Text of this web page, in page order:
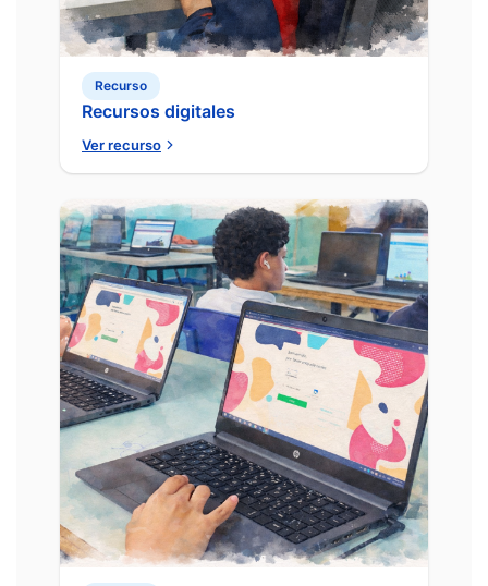
Recurso
Recursos digitales
Ver recurso